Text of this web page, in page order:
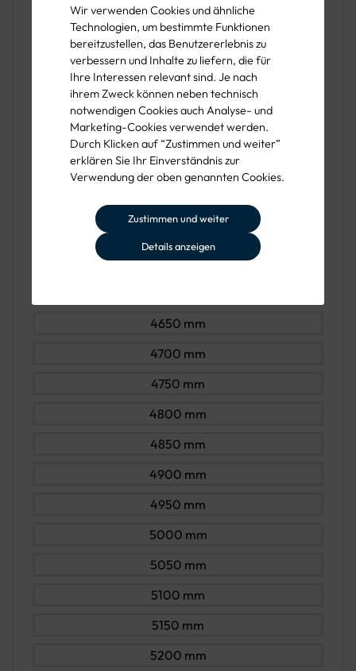
Wir verwenden Cookies und ähnliche
Technologien, um bestimmte Funktionen
bereitzustellen, das Benutzererlebnis zu
verbessern und Inhalte zu liefern, die für
Ihre Interessen relevant sind. Je nach
ihrem Zweck können neben technisch
notwendigen Cookies auch Analyse- und
Marketing-Cookies verwendet werden.
Durch Klicken auf “Zustimmen und weiter”
erklären Sie Ihr Einverständnis zur
Verwendung der oben genannten Cookies.
Zustimmen und weiter
Details anzeigen
4150 mm
4200 mm
4250 mm
4300 mm
4350 mm
4400 mm
4450 mm
4550 mm
4650 mm
4700 mm
4750 mm
4800 mm
4850 mm
4900 mm
4950 mm
5000 mm
5050 mm
5100 mm
5150 mm
5200 mm